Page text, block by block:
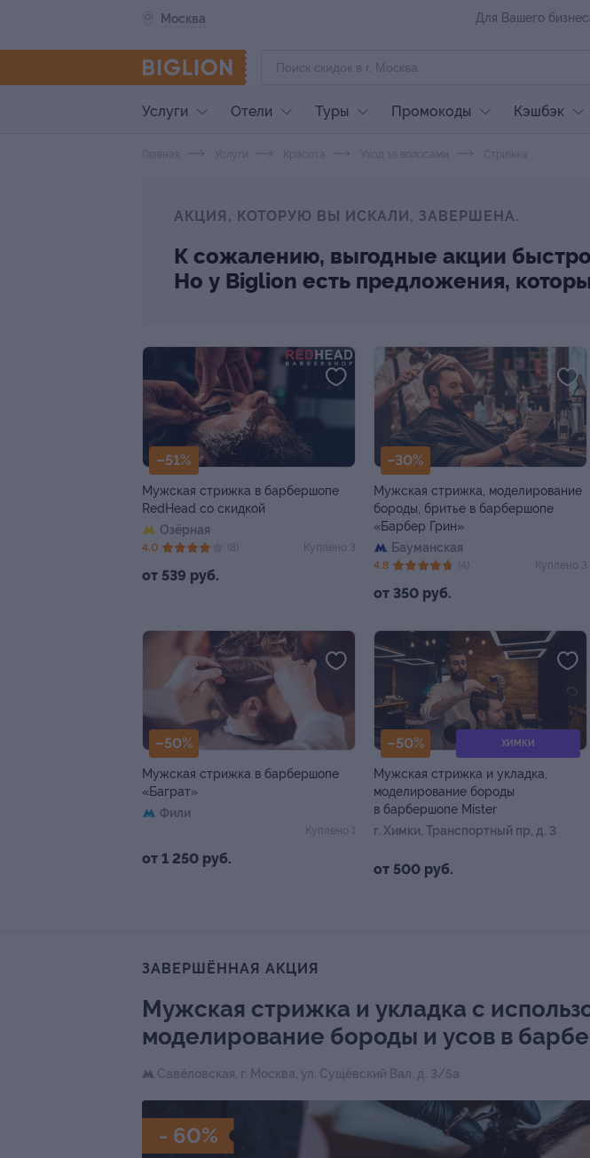
Москва Для Вашего
Услуги Отели Туры Промокоды Кэшбэк
Главная Услуги Красота Уход за волосами Стрижка
АКЦИЯ, КОТОРУЮ ВЫ ИСКАЛИ, ЗАВЕРШЕНА.
К сожалению, выгодные акции быстро
Но у Biglion есть предложения,
–51%
Мужская стрижка в барбершопе
RedHead со скидкой
Озёрная
от 539 руб.
4.0 (8) Куплено 3
–30%
Мужская стрижка, моделирование
бороды, бритье в барбершопе
«Барбер Грин»
Бауманская
от 350 руб.
4.8 (4) Куплено 3
–50%
Мужская стрижка в барбершопе
«Баграт»
Фили
от 1 250 руб.
Куплено 1
–50% ХИМКИ
Мужская стрижка и укладка,
моделирование бороды
в барбершопе Mister
г. Химки, Транспортный пр, д. 3
от 500 руб.
ЗАВЕРШЁННАЯ АКЦИЯ
Мужская стрижка и укладка с
моделирование бороды и усов в
Савёловская, г. Москва, ул. Сущёвский Вал, д. 3/5а
- 60%